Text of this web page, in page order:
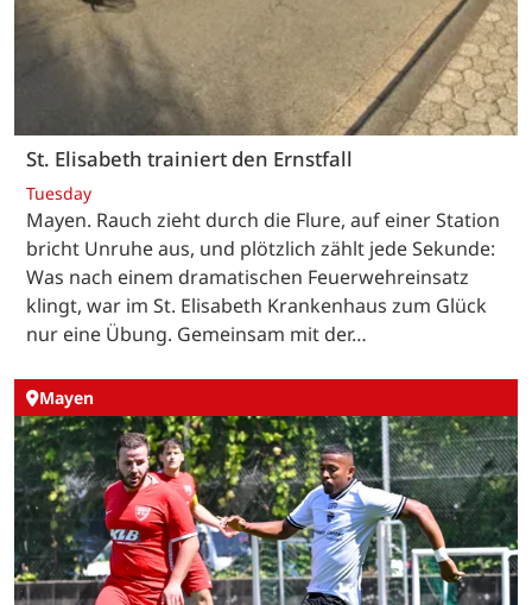
St. Elisabeth trainiert den Ernstfall
Tuesday
Mayen. Rauch zieht durch die Flure, auf einer Station
bricht Unruhe aus, und plötzlich zählt jede Sekunde:
Was nach einem dramatischen Feuerwehreinsatz
klingt, war im St. Elisabeth Krankenhaus zum Glück
nur eine Übung. Gemeinsam mit der…
Mayen